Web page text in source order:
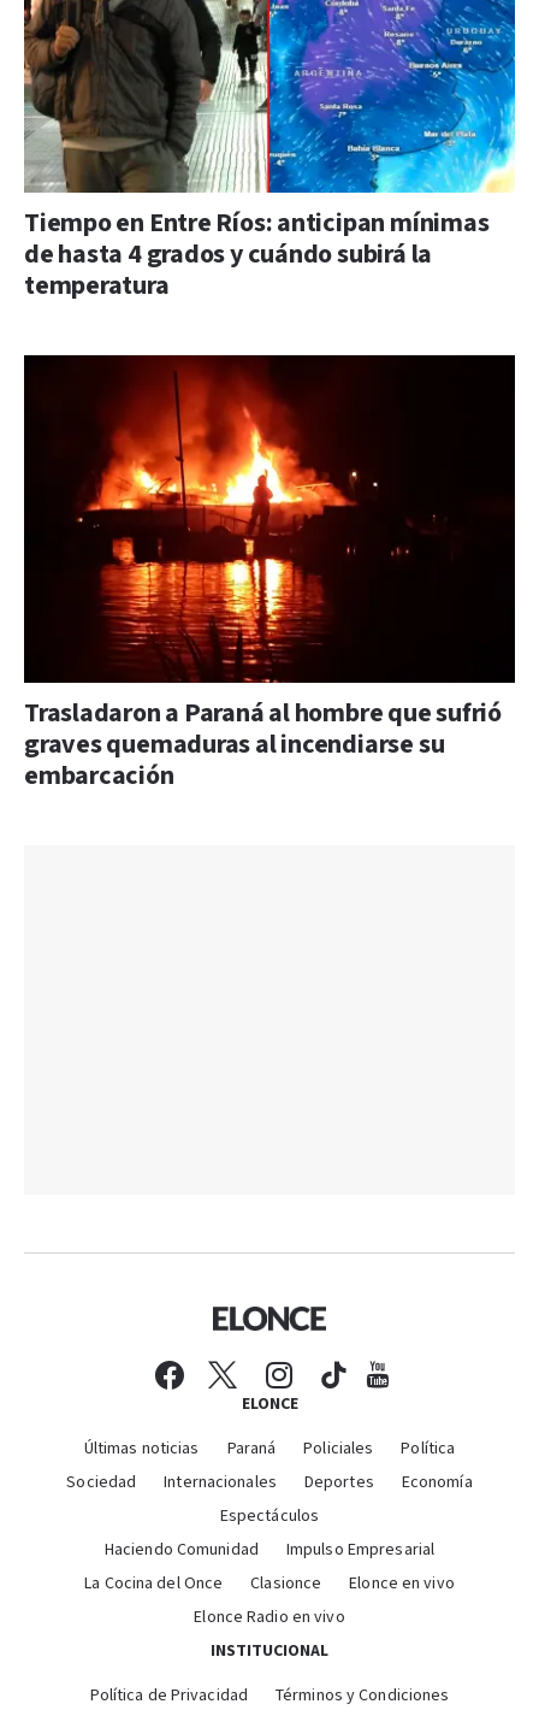
Tiempo en Entre Ríos: anticipan mínimas
de hasta 4 grados y cuándo subirá la
temperatura
Trasladaron a Paraná al hombre que sufrió
graves quemaduras al incendiarse su
embarcación
ELONCE
Últimas noticias Paraná Policiales
Política
Sociedad
Internacionales Deportes
Economía
Espectáculos
Haciendo Comunidad
Impulso Empresarial
La Cocina del Once
Clasionce
Elonce en vivo
Elonce Radio en vivo
INSTITUCIONAL
Política de Privacidad Términos y Condiciones